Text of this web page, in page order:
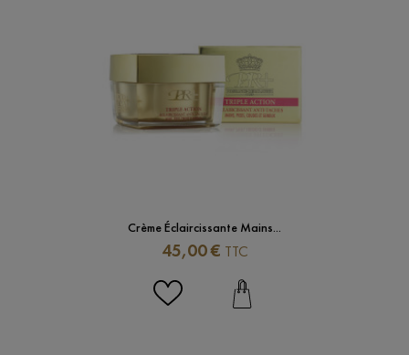
Crème Éclaircissante Mains...
Prix
45,00 € TTC